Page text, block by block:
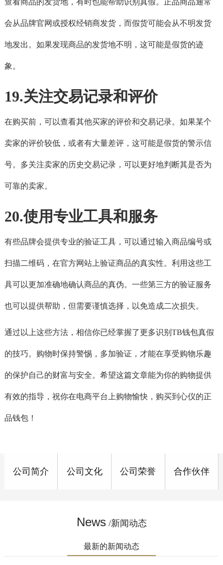
查看商品的发货地，有时也能帮助识别真假。正品商品通常
会从品牌官网或授权经销商发货，而假货可能会从不明发货
地发出。如果发现商品的发货地不明，这可能是假货的迹
象。
19.关注交易记录和评价
在购买前，可以查看其他买家的评价和交易记录。如果某个
卖家的评价较低，或者有大量差评，这可能是假货的警示信
号。多关注卖家的历史交易记录，可以更好地判断其是否为
可靠的卖家。
20.使用专业工具和服务
有些品牌会提供专业的验证工具，可以通过输入商品编号或
扫描二维码，在官方网站上验证商品的真实性。利用这些工
具可以更加准确地确认商品的真伪。一些第三方的验证服务
也可以提供帮助，但需要谨慎选择，以免造成二次损失。
通过以上这些方法，相信你已经掌握了更多识别TB钱包真假
的技巧。购物时保持警惕，多加验证，才能在享受购物乐趣
的保护自己的财富与安全。希望这篇文章能为你的购物提供
有效的指导，祝你在电商平台上购物愉快，购买到心仪的正
品钱包！
公司简介 公司文化 公司荣誉 合作伙伴
News/新闻动态
最新的新闻动态